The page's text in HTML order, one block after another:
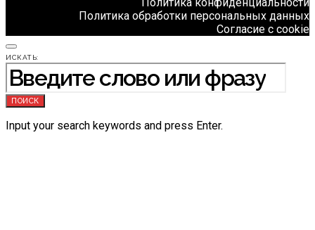
Политика обработки персональных данных
Согласие с cookie
ИСКАТЬ:
ПОИСК
Input your search keywords and press Enter.